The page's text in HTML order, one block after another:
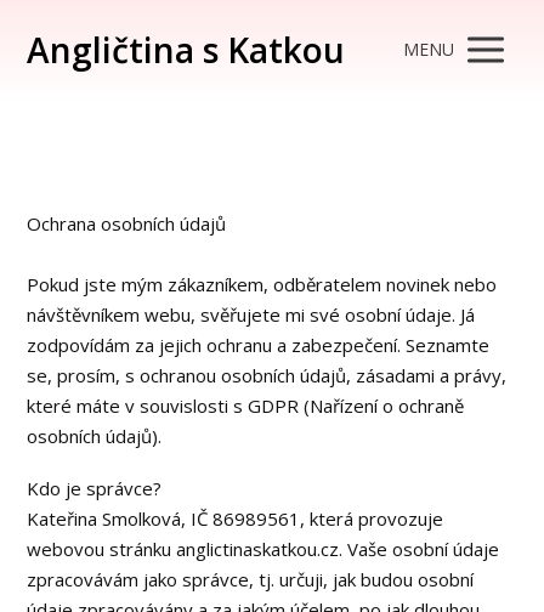
Angličtina s Katkou MENU
Ochrana osobních údajů
Pokud jste mým zákazníkem, odběratelem novinek nebo
návštěvníkem webu, svěřujete mi své osobní údaje. Já
zodpovídám za jejich ochranu a zabezpečení. Seznamte
se, prosím, s ochranou osobních údajů, zásadami a právy,
které máte v souvislosti s GDPR (Nařízení o ochraně
osobních údajů).
Kdo je správce?
Kateřina Smolková, IČ 86989561, která provozuje
webovou stránku anglictinaskatkou.cz. Vaše osobní údaje
zpracovávám jako správce, tj. určuji, jak budou osobní